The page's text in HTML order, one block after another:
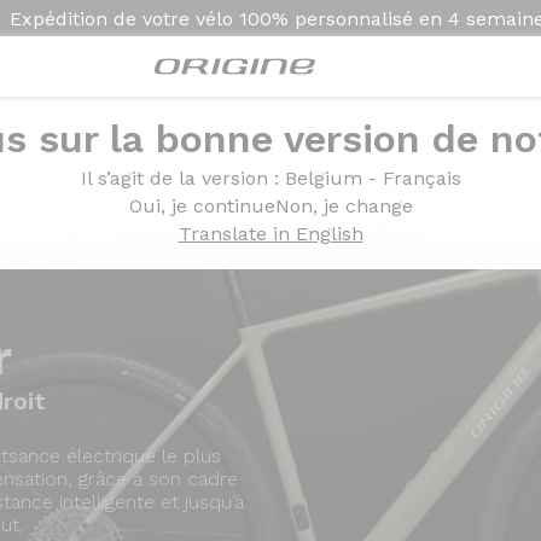
Expédition de votre vélo 100% personnalisé en 4
sur la bonne version de
Il s’agit de la version : Belgium - Français
Oui, je continueNon, je change
Translate in English
Présentation Modèles
électrique le plus
grâce à son cadre
intelligente et jusqu’à